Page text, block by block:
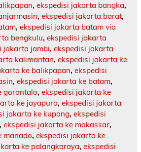
, ekspedisi jakarta bangka,
, ekspedisi jakarta barat,
, ekspedisi jakarta batam via
bengkulu, ekspedisi jakarta
jakarta jambi, ekspedisi jakarta
kalimantan, ekspedisi jakarta ke
ke balikpapan, ekspedisi
, ekspedisi jakarta ke batam,
gorontalo, ekspedisi jakarta ke
ke jayapura, ekspedisi jakarta
jakarta ke kupang, ekspedisi
, ekspedisi jakarta ke makassar,
manado, ekspedisi jakarta ke
ke palangkaraya, ekspedisi